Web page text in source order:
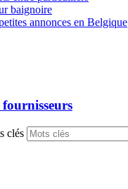
baignoire
annonces en Belgique
fournisseurs
clés